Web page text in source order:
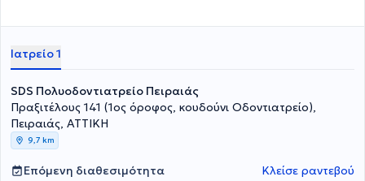
Ιατρείο 1
SDS Πολυοδοντιατρείο Πειραιάς
Πραξιτέλους 141 (1ος όροφος, κουδούνι Οδοντιατρείο),
Πειραιάς, ΑΤΤΙΚΗ
9,7 km
Επόμενη διαθεσιμότητα Κλείσε ραντεβού